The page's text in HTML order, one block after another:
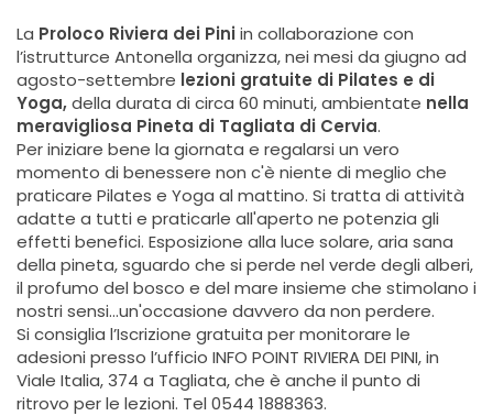
La Proloco Riviera dei Piniin collaborazione con
l’istrutturce Antonella organizza, nei mesi da giugno ad
agosto-settembre lezioni gratuite di Pilates e di
Yoga,della durata di circa 60 minuti, ambientate nella
meravigliosa Pineta di Tagliata di Cervia.
Per iniziare bene la giornata e regalarsi un vero
momento di benessere non c'è niente di meglio che
praticare Pilates e Yoga al mattino. Si tratta di attività
adatte a tutti e praticarle all'aperto ne potenzia gli
effetti benefici. Esposizione alla luce solare, aria sana
della pineta, sguardo che si perde nel verde degli alberi,
il profumo del bosco e del mare insieme che stimolano i
nostri sensi...un'occasione davvero da non perdere.
Si consiglia l’Iscrizione gratuita per monitorare le
adesioni presso l’ufficio INFO POINT RIVIERA DEI PINI, in
Viale Italia, 374 a Tagliata, che è anche il punto di
ritrovo per le lezioni. Tel 0544 1888363.